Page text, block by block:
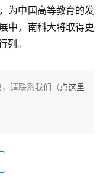
为中国高等教育的发
中，南科大将取得更
列。
请联系我们（点这里